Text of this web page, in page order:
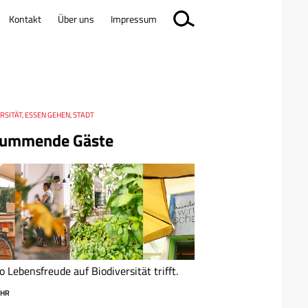
Gäste
ESSEN GEHEN, STADT
Lebensfreude auf Biodiversität trifft.
Kontakt Über uns Impressum